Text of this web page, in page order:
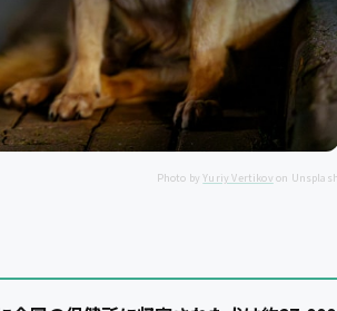
Photo byYuriy Vertikov on